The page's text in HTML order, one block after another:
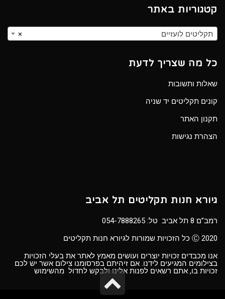
קטגוריות באתר
× תקליטים לועזיים
כל מה שצריך לדעת
שאלות ותשובות
קונים תקליטים יד שניה
תקנון האתר
הצהרת נגישות
גיורא חנות תקליטים תל אביב
רמב”ם 8 תל אביב טל:
054-7888265
Ⓒ 2020 כל הזכויות שמורות לגיורא חנות תקליטים
אנו מכבדים זכויות יוצרים ועושים מאמץ לאתר את בעלי הזכויות
בצילומים המגיעים לידנו. אם זיהיתם בפרסומנו צילום אשר יש לכם
זכויות בו, אתם רשאים לפנות אלינו ולבקש לחדול מהשימוש
גלילה